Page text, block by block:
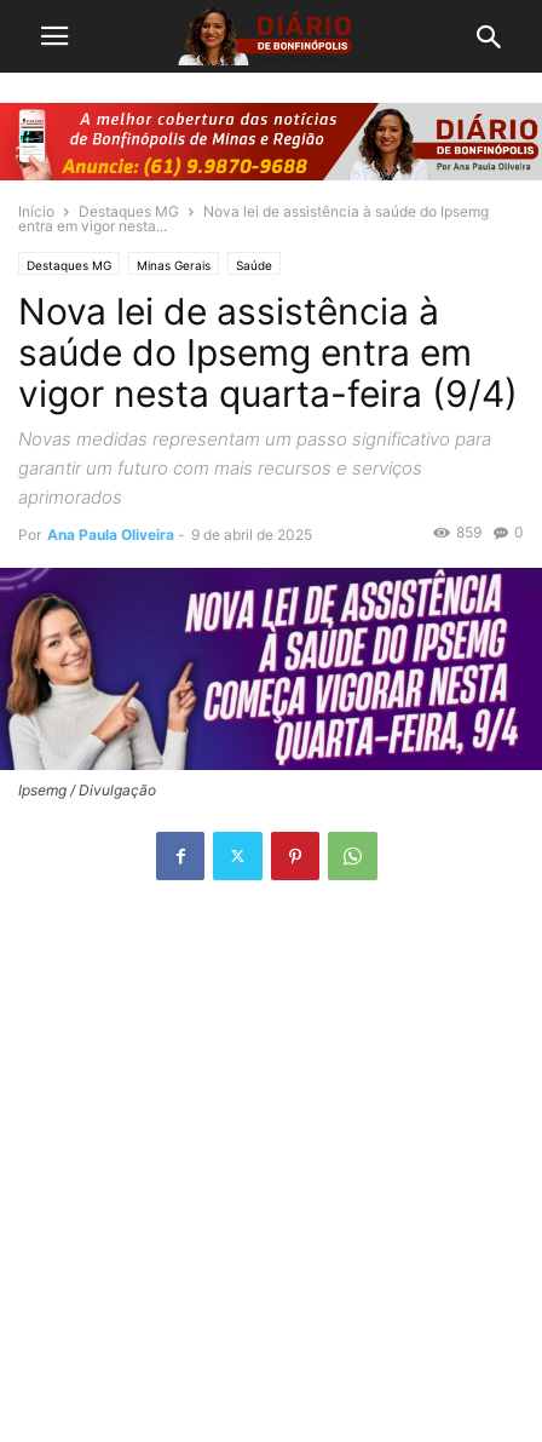
Início Destaques MG
Nova lei de assistência à saúde do Ipsemg
entra em vigor nesta...
Destaques MG Minas Gerais Saúde
Nova lei de assistência à
saúde do Ipsemg entra em
vigor nesta quarta-feira (9/4)
Novas medidas representam um passo significativo para
garantir um futuro com mais recursos e serviços
aprimorados
Por Ana Paula Oliveira - 9 de abril de 2025 0
859
Ipsemg / Divulgação